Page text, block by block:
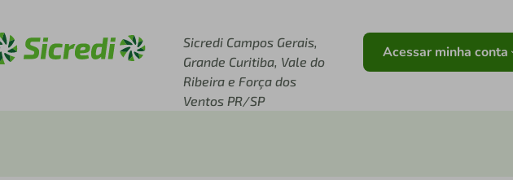
Sicredi Campos Gerais,
Grande Curitiba, Vale do
Ribeira e Força dos
Ventos PR/SP
Acessar minha conta